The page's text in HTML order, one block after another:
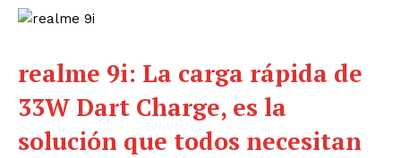
realme 9i: La carga rápida de
33W Dart Charge, es la
solución que todos necesitan